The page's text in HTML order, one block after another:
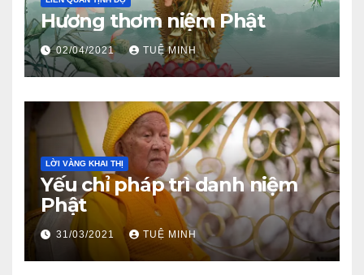
Hương thơm niệm Phật
02/04/2021 TUỆ MINH
LỜI VÀNG KHAI THỊ
Yếu chỉ pháp trì danh niệm
Phật
31/03/2021 TUỆ MINH